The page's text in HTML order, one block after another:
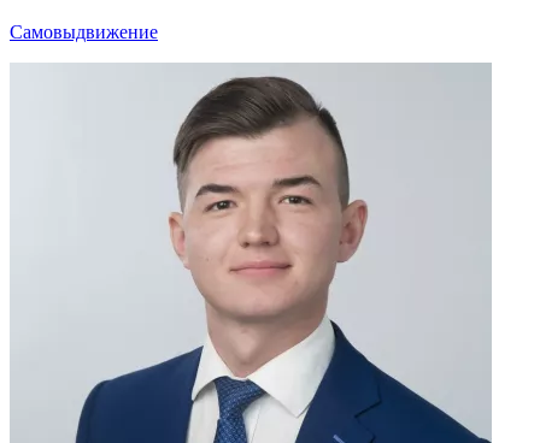
Самовыдвижение